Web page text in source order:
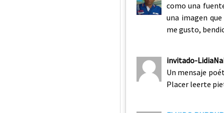
como una
una imagen
me gusto,
invitado-
Un mensaje
Placer leerte